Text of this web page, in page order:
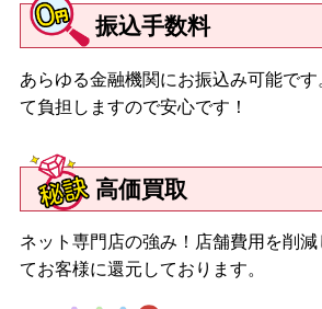
振込手数料
あらゆる金融機関にお振込み可能で
て負担しますので安心です！
高価買取
ネット専門店の強み！店舗費用を削
てお客様に還元しております。